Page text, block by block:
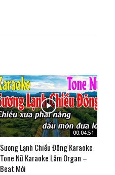
00:04:51
Sương Lạnh Chiều Đông Karaoke
Tone Nữ Karaoke Lâm Organ –
Beat Mới